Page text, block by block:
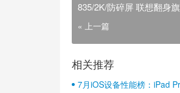
835/2K/防碎屏 联想翻身
« 上一篇
相关推荐
7月iOS设备性能榜：iPad